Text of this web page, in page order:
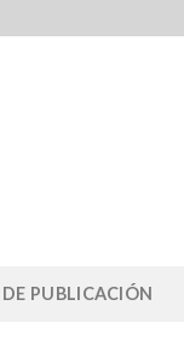
PUBLICACIÓN